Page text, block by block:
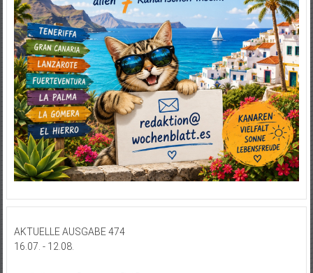
AKTUELLE AUSGABE 474
16.07. - 12.08.